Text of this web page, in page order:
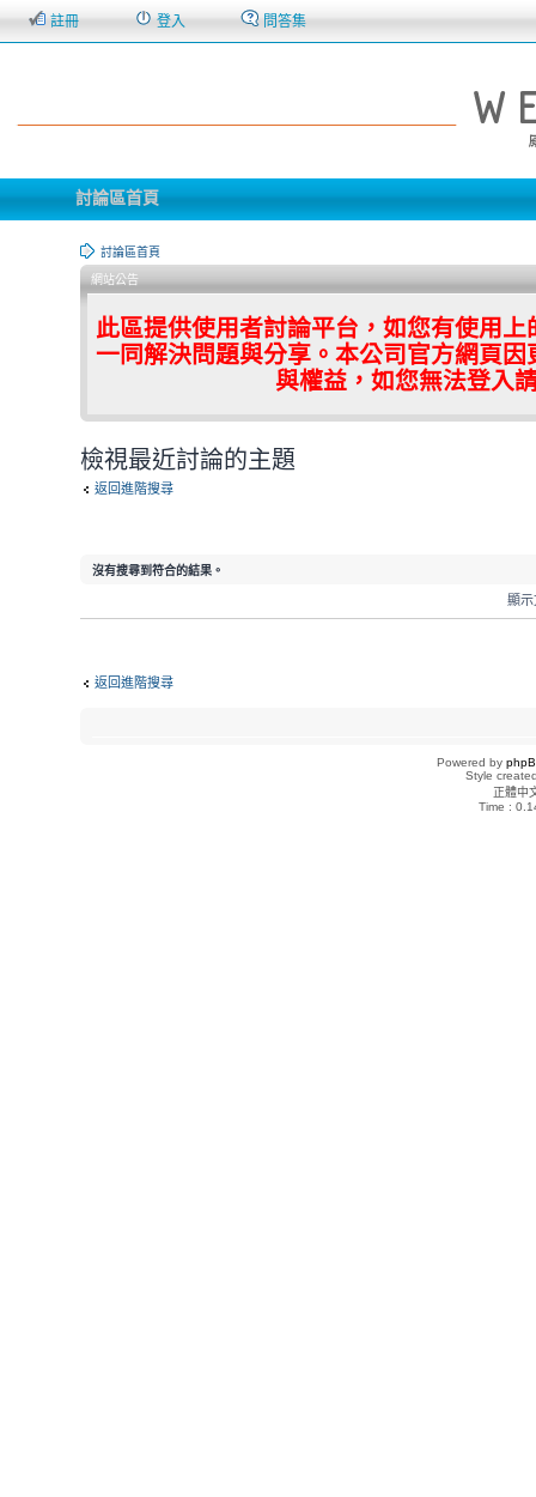
註冊 登入 問答集
討論區首頁
討論區首頁
網站公告
此區提供使用者討論平台，如您有使用
一同解決問題與分享。本公司官方網頁
與權益，如您無法登入
檢視最近討論的主題
返回進階搜尋
沒有搜尋到符合的結果。
顯
返回進階搜尋
Powered by
Style
正體中
Time :